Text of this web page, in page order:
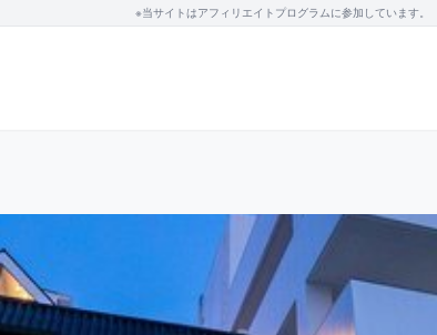
※当サイトはアフィリエイトプログラムに参加しています。